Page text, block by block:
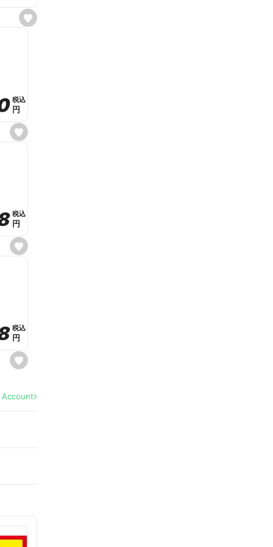
s
e
s
e
e
税込
税込
円
円
s
e
e
税込
税込
円
円
s
e
a
税込
税込
円
円